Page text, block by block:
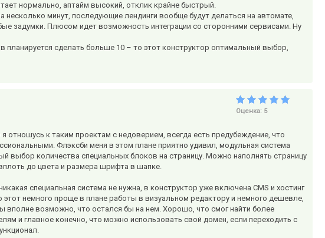
нормально, аптайм высокий, отклик крайне быстрый.
минут, последующие лендинги вообще будут делаться на автомате,
задумки. Плюсом идет возможность интеграции со сторонними сервисами. Ну
планируется сделать больше 10 – то этот конструктор оптимальный выбор,
Оценка: 5
отношусь к таким проектам с недоверием, всегда есть предубеждение, что
Флэксби меня в этом плане приятно удивил, модульная система
выбор количества специальных блоков на страницу. Можно наполнять страницу
до цвета и размера шрифта в шапке.
специальная система не нужна, в конструктор уже включена CMS и хостинг
этот немного проще в плане работы в визуальном редактору и немного дешевле,
вполне возможно, что остался бы на нем. Хорошо, что смог найти более
и главное конечно, что можно использовать свой домен, если переходить с